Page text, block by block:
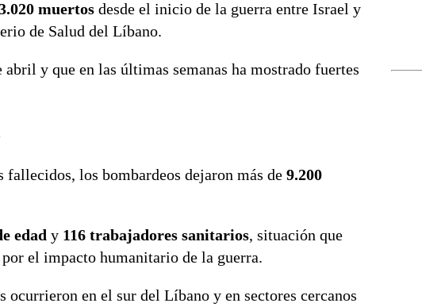
muertos desde el inicio de la guerra entre Israel y
de Salud del Líbano.
y que en las últimas semanas ha mostrado fuertes
fallecidos, los bombardeos dejaron más de 9.200
edad y 116 trabajadores sanitarios, situación que
el impacto humanitario de la guerra.
ocurrieron en el sur del Líbano y en sectores cercanos